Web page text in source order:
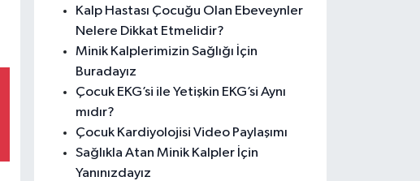
Kalp Hastası Çocuğu Olan Ebeveynler
Nelere Dikkat Etmelidir?
Minik Kalplerimizin Sağlığı İçin
Buradayız
Çocuk EKG’si ile Yetişkin EKG’si Aynı
mıdır?
Çocuk Kardiyolojisi Video Paylaşımı
Sağlıkla Atan Minik Kalpler İçin
Yanınızdayız